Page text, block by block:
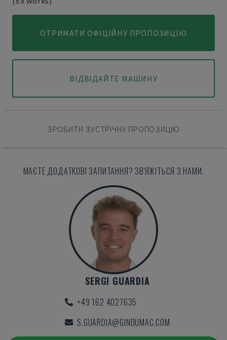
ОТРИМАТИ ОФІЦІЙНУ ПРОПОЗИЦІЮ
ВІДВІДАЙТЕ МАШИНУ
ЗРОБИТИ ЗУСТРІЧНУ ПРОПОЗИЦІЮ
МАЄТЕ ДОДАТКОВІ ЗАПИТАННЯ? ЗВ'ЯЖІТЬСЯ З НАМИ.
SERGI GUARDIA
+49 162 4027635
S.GUARDIA@GINDUMAC.COM